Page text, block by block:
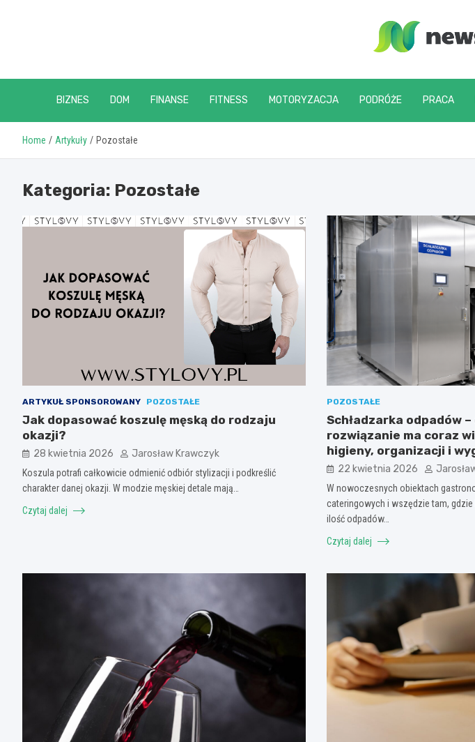
BIZNES DOM FINANSE FITNESS MOTORYZACJA PODRÓŻE PRACA
Home Artykuły Pozostałe
Kategoria: Pozostałe
ARTYKUŁ SPONSOROWANY POZOSTAŁE
Jak dopasować koszulę męską do rodzaju
okazji?
28 kwietnia 2026 Jarosław Krawczyk
Koszula potrafi całkowicie odmienić odbiór stylizacji i podkreślić
charakter danej okazji. W modzie męskiej detale mają…
Czytaj dalej
POZOSTAŁE
Schładzarka odpadów
rozwiązanie ma coraz
higieny, organizacji i
22 kwietnia 2026
W nowoczesnych obiektach
cateringowych i wszędzie tam,
ilość odpadów…
Czytaj dalej